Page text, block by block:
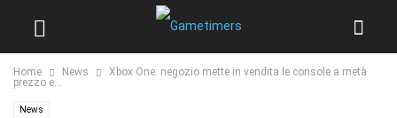
Home News
Xbox One: negozio mette in vendita le console a metà
prezzo e...
News